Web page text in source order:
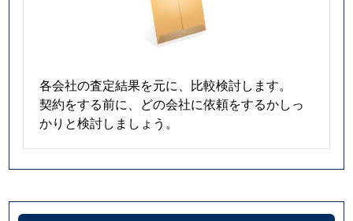
各会社の査定結果を元に、比較検討します。
契約をする前に、どの会社に依頼をするかしっ
かりと検討しましょう。